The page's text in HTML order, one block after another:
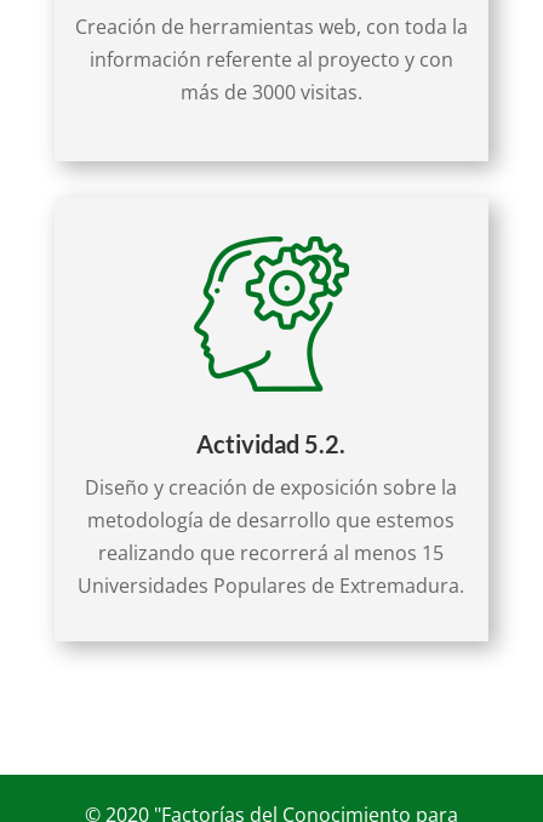
Creación de herramientas web, con toda la
información referente al proyecto y con
más de 3000 visitas.
Actividad 5.2.
Diseño y creación de exposición sobre la
metodología de desarrollo que estemos
realizando que recorrerá al menos 15
Universidades Populares de Extremadura.
© 2020 "Factorías del Conocimiento para